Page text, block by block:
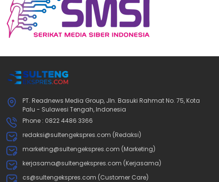
PT. Readnews Media Group, Jln. Basuki Rahmat No. 75, Kota
Palu - Sulawesi Tengah, Indonesia
Phone : 0822 4486 3366
redaksi@sultengekspres.com (Redaksi)
marketing@sultengekspres.com (Marketing)
kerjasama@sultengekspres.com (Kerjasama)
cs@sultengekspres.com (Customer Care)